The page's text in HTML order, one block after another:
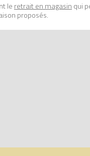
le retrait en magasin qui
proposés.